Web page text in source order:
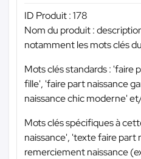
ID Produit : 178
Nom du produit :
notamment les mots clés
Mots clés standards : 'faire
fille', 'faire part naissance
naissance chic moderne'
Mots clés spécifiques à
naissance', 'texte faire part
remerciement naissance